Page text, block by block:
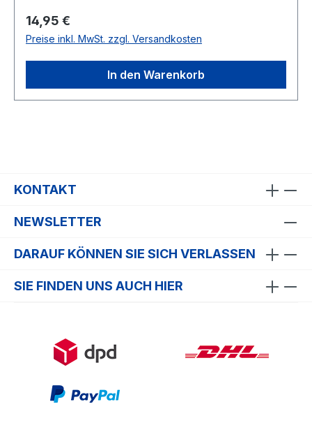
Regulärer Preis:
14,95 €
Preise inkl. MwSt. zzgl. Versandkosten
In den Warenkorb
KONTAKT
NEWSLETTER
DARAUF KÖNNEN SIE SICH VERLASSEN
SIE FINDEN UNS AUCH HIER